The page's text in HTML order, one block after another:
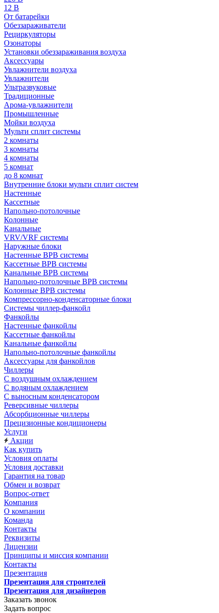
12 В
От батарейки
Обеззараживатели
Рециркуляторы
Озонаторы
Установки обеззараживания воздуха
Аксессуары
Увлажнители воздуха
Увлажнители
Ультразвуковые
Традиционные
Арома-увлажнители
Промышленные
Мойки воздуха
Мульти сплит системы
2 комнаты
3 комнаты
4 комнаты
5 комнат
до 8 комнат
Внутренние блоки мульти сплит систем
Настенные
Кассетные
Напольно-потолочные
Колонные
Канальные
VRV/VRF системы
Наружные блоки
Настенные ВРВ системы
Кассетные ВРВ системы
Канальные ВРВ системы
Напольно-потолочные ВРВ системы
Колонные ВРВ системы
Компрессорно-конденсаторные блоки
Системы чиллер-фанкойл
Фанкойлы
Настенные фанкойлы
Кассетные фанкойлы
Канальные фанкойлы
Напольно-потолочные фанкойлы
Аксессуары для фанкойлов
Чиллеры
С воздушным охлаждением
С водяным охлаждением
С выносным конденсатором
Реверсивные чиллеры
Абсорбционные чиллеры
Прецизионные кондиционеры
Услуги
Акции
Как купить
Условия оплаты
Условия доставки
Гарантия на товар
Обмен и возврат
Вопрос-ответ
Компания
О компании
Команда
Контакты
Реквизиты
Лицензии
Принципы и миссия компании
Контакты
Презентация
Презентация для строителей
Презентация для дизайнеров
Заказать звонок
Задать вопрос